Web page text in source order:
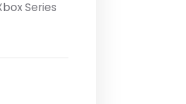
Series